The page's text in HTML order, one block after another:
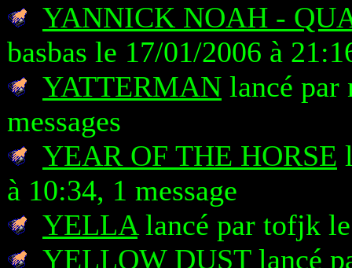
YANNICK NOAH -
basbas le 17/01/2006 à
YATTERMAN lancé par
messages
YEAR OF THE HORSE
à 10:34, 1 message
YELLAlancé par tofjk le
YELLOW DUSTlancé